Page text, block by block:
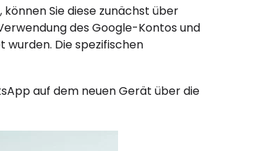
Sie diese zunächst über
des Google-Kontos und
wurden. Die spezifischen
auf dem neuen Gerät über die